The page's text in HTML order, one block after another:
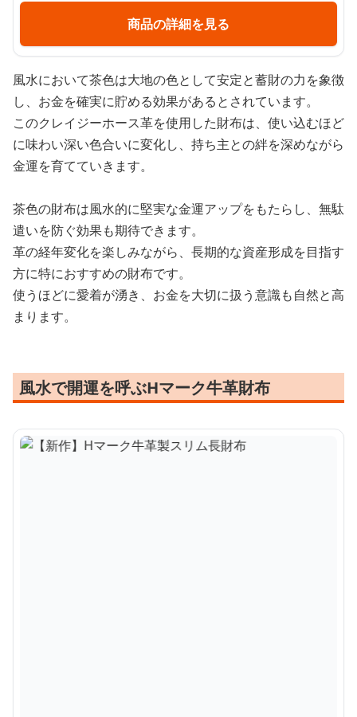
商品の詳細を見る
風水において茶色は大地の色として安定と蓄財の力を象徴
し、お金を確実に貯める効果があるとされています。
このクレイジーホース革を使用した財布は、使い込むほど
に味わい深い色合いに変化し、持ち主との絆を深めながら
金運を育てていきます。
茶色の財布は風水的に堅実な金運アップをもたらし、無駄
遣いを防ぐ効果も期待できます。
革の経年変化を楽しみながら、長期的な資産形成を目指す
方に特におすすめの財布です。
使うほどに愛着が湧き、お金を大切に扱う意識も自然と高
まります。
風水で開運を呼ぶHマーク牛革財布